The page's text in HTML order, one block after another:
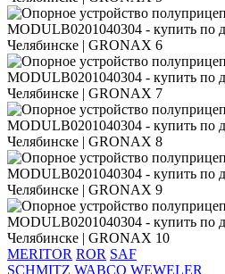
MERITOR ROR SAF
SCHMITZ WABCO WEWELER